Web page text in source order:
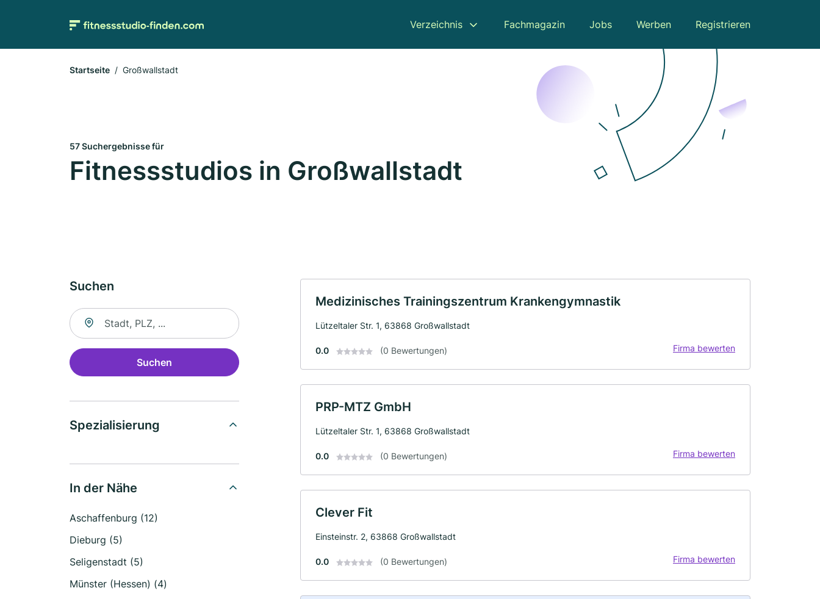
Verzeichnis Fachmagazin Jobs Werben Registrieren
Startseite Großwallstadt
57 Suchergebnisse für
Fitnessstudios in Großwallstadt
Suchen
Suche nach Ort
Suchen
Spezialisierung
In der Nähe
Aschaffenburg (12)
Dieburg (5)
Seligenstadt (5)
Münster (Hessen) (4)
Medizinisches Trainingszentrum Krankengymnastik
Lützeltaler Str. 1, 63868 Großwallstadt
0.0 (0 Bewertungen) Firma bewerten
PRP-MTZ GmbH
Lützeltaler Str. 1, 63868 Großwallstadt
0.0 (0 Bewertungen) Firma bewerten
Clever Fit
Einsteinstr. 2, 63868 Großwallstadt
0.0 (0 Bewertungen) Firma bewerten